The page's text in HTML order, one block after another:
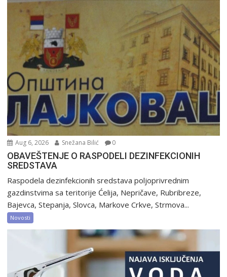
Aug 6, 2026 Snežana Bilić 0
OBAVEŠTENJE O RASPODELI DEZINFEKCIONIH
SREDSTAVA
Raspodela dezinfekcionih sredstava poljoprivrednim
gazdinstvima sa teritorije Ćelija, Nepričave, Rubribreze,
Bajevca, Stepanja, Slovca, Markove Crkve, Strmova...
Novosti